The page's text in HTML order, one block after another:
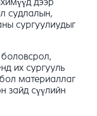
судлалын,
сургуулиудыг
их сургууль
материаллаг
зайд сүүлийн